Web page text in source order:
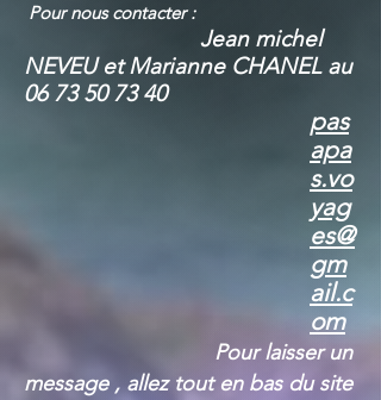
Pour nous contacter :
Jean michel
NEVEU et Marianne CHANEL au
06 73 50 73 40
pas
apa
s.vo
yag
es@
gm
ail.c
om
Pour laisser un
message , allez tout en bas du site